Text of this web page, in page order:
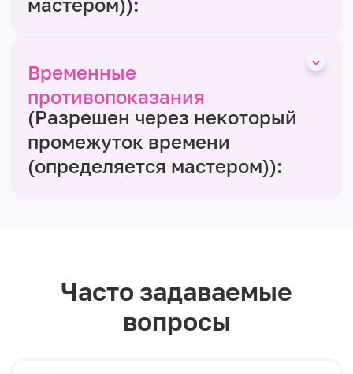
Временные
противопоказания
(Разрешен через некоторый
промежуток времени
(определяется мастером)):
Часто задаваемые
вопросы